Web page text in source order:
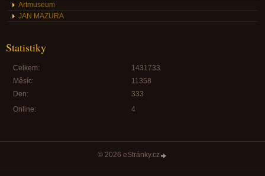
Artmuseum
JAN MAZURA
Statistiky
Online: 4
Celkem:
1431733
Měsíc:
11358
Den:
333
© 2026 eStránky.cz